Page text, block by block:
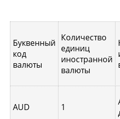
Буквенный
код
валюты
Количество
единиц
иностранной
валюты
AUD 1